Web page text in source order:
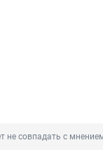
не совпадать с